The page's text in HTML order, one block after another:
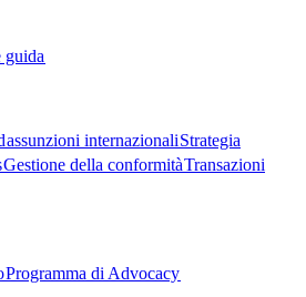
guida​​
assunzioni internazionali​​Strategia
Gestione della conformità​​Transazioni
Programma di Advocacy​​